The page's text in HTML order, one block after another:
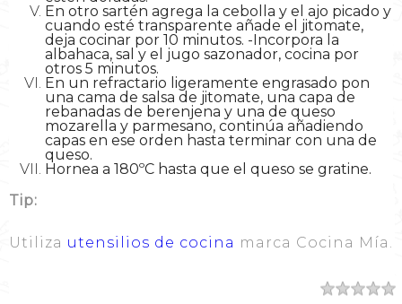
En otro sartén agrega la cebolla y el ajo picado y
cuando esté transparente añade el jitomate,
deja cocinar por 10 minutos. -Incorpora la
albahaca, sal y el jugo sazonador, cocina por
otros 5 minutos.
En un refractario ligeramente engrasado pon
una cama de salsa de jitomate, una capa de
rebanadas de berenjena y una de queso
mozarella y parmesano, continúa añadiendo
capas en ese orden hasta terminar con una de
queso.
Hornea a 180ºC hasta que el queso se gratine.
Tip:
Utiliza utensilios de cocina marca Cocina Mía.